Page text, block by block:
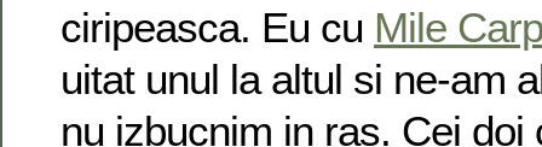
ciripeasca. Eu cu Mile
uitat unul la altul si ne-am
nu izbucnim in ras. Cei doi